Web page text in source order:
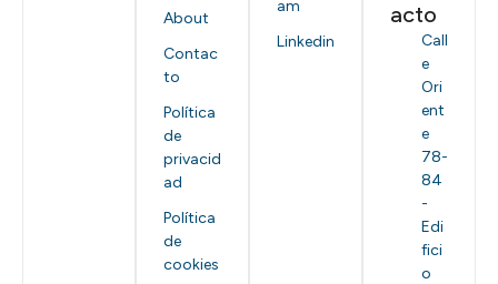
About
Contac
to
Política
de
privacid
ad
Política
de
cookies
am
Linkedin
acto
Call
e
Ori
ent
e
78-
84
-
Edi
fici
o